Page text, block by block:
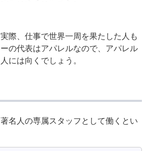
際、仕事で世界一周を果たした人も
の代表はアパレルなので、アパレル
には向くでしょう。
名人の専属スタッフとして働くとい